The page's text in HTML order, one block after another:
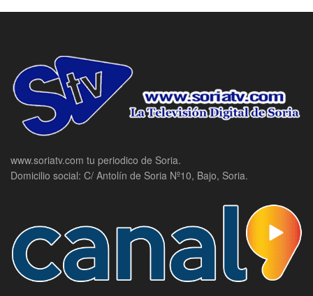
www.soriatv.com tu periodico de Soria.
Domicilio social: C/ Antolín de Soria Nº10, Bajo, Soria.